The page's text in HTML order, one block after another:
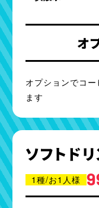
オ
オプションでコ
ます
ソフトド
1種/お1人様